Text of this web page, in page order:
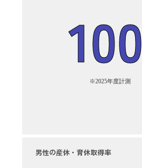
100
※2025年度計測
男性の産休・育休取得率